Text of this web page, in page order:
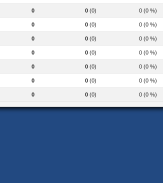
0 0(0) 0 (0 %)
0 0(0) 0 (0 %)
0 0(0) 0 (0 %)
0 0(0) 0 (0 %)
0 0(0) 0 (0 %)
0 0(0) 0 (0 %)
0 0(0) 0 (0 %)